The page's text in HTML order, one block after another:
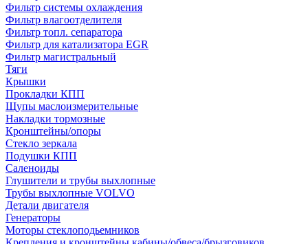
Фильтр системы охлаждения
Фильтр влагоотделителя
Фильтр топл. сепаратора
Фильтр для катализатора EGR
Фильтр магистральный
Тяги
Крышки
Прокладки КПП
Щупы маслоизмерительные
Накладки тормозные
Кронштейны/опоры
Стекло зеркала
Подушки КПП
Саленоиды
Глушители и трубы выхлопные
Трубы выхлопные VOLVO
Детали двигателя
Генераторы
Моторы стеклоподьемников